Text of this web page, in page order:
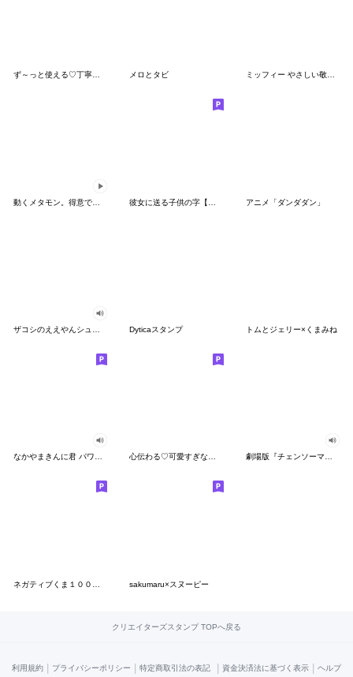
ず～っと使える♡丁寧な敬語お辞儀スタンプ メロとタビ ミッフィー やさしい敬語スタンプ
アニメ「ダンダダン」
Dyticaスタンプ トムとジェリー×くまみね
なかやまきんに君 パワー!!スタンプ 心伝わる♡可愛すぎない大人の長文スタンプ 劇場版『チェンソーマン レゼ篇』
sakumaru×スヌーピー
クリエイターズスタンプ TOPへ戻る
利用規約 | プライバシーポリシー | 特定商取引法の表記 | 資金決済法に基づく表示 | ヘルプ